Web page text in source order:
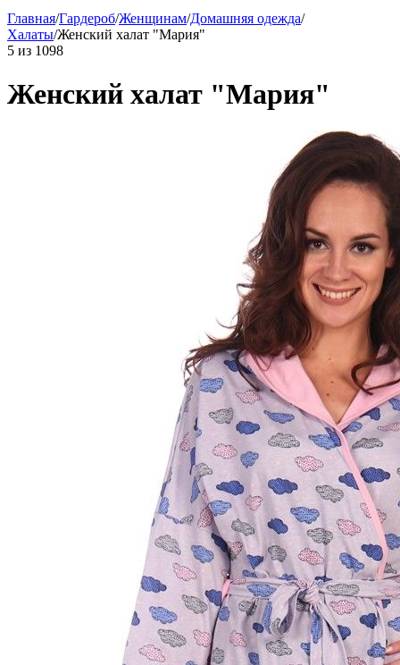
Главная/Гардероб/Женщинам/Домашняя одежда/
Халаты/Женский халат "Мария"
5 из 1098
Женский халат "Мария"